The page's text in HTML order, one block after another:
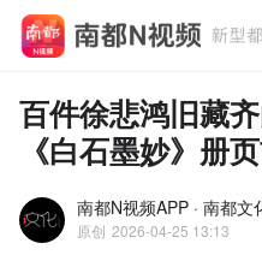
百件徐悲鸿旧藏
《白石墨妙》册
南都N视频APP · 南都文
原创 2026-04-25 13:13